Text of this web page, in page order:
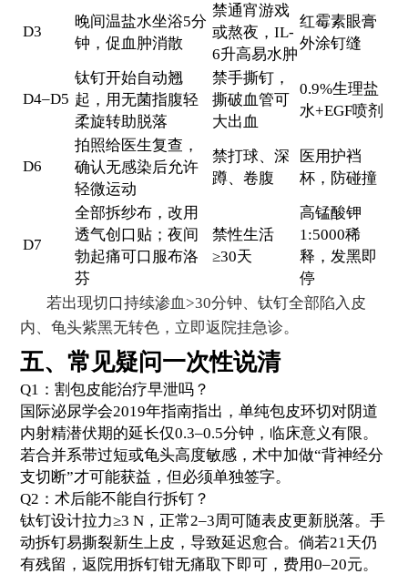
D3
晚间温盐水坐浴5分
钟，促血肿消散
禁通宵游戏
或熬夜，IL-
6升高易水肿
红霉素眼膏
外涂钉缝
D4–D5
钛钉开始自动翘
起，用无菌指腹轻
柔旋转助脱落
禁手撕钉，
撕破血管可
大出血
0.9%生理盐
水+EGF喷剂
D6
拍照给医生复查，
确认无感染后允许
轻微运动
禁打球、深
蹲、卷腹
医用护裆
杯，防碰撞
D7
全部拆纱布，改用
透气创口贴；夜间
勃起痛可口服布洛
芬
禁性生活
≥30天
高锰酸钾
1:5000稀
释，发黑即
停
若出现切口持续渗血>30分钟、钛钉全部陷入皮
内、龟头紫黑无转色，立即返院挂急诊。
五、常见疑问一次性说清
Q1：割包皮能治疗早泄吗？
国际泌尿学会2019年指南指出，单纯包皮环切对阴道
内射精潜伏期的延长仅0.3–0.5分钟，临床意义有限。
若合并系带过短或龟头高度敏感，术中加做“背神经分
支切断”才可能获益，但必须单独签字。
Q2：术后能不能自行拆钉？
钛钉设计拉力≥3 N，正常2–3周可随表皮更新脱落。手
动拆钉易撕裂新生上皮，导致延迟愈合。倘若21天仍
有残留，返院用拆钉钳无痛取下即可，费用0–20元。